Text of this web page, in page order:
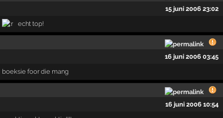
15 juni 2006 23:02
echt top!
16 juni 2006 03:45
boeksie foor die mang
16 juni 2006 10:54